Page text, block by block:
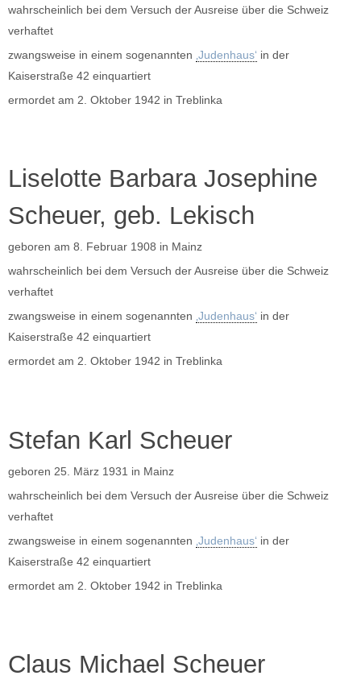
wahrscheinlich bei dem Versuch der Ausreise über die Schweiz
verhaftet
zwangsweise in einem sogenannten ‚Judenhaus‘ in der
Kaiserstraße 42 einquartiert
ermordet am 2. Oktober 1942 in Treblinka
Liselotte Barbara Josephine
Scheuer, geb. Lekisch
geboren am 8. Februar 1908 in Mainz
wahrscheinlich bei dem Versuch der Ausreise über die Schweiz
verhaftet
zwangsweise in einem sogenannten ‚Judenhaus‘ in der
Kaiserstraße 42 einquartiert
ermordet am 2. Oktober 1942 in Treblinka
Stefan Karl Scheuer
geboren 25. März 1931 in Mainz
wahrscheinlich bei dem Versuch der Ausreise über die Schweiz
verhaftet
zwangsweise in einem sogenannten ‚Judenhaus‘ in der
Kaiserstraße 42 einquartiert
ermordet am 2. Oktober 1942 in Treblinka
Claus Michael Scheuer